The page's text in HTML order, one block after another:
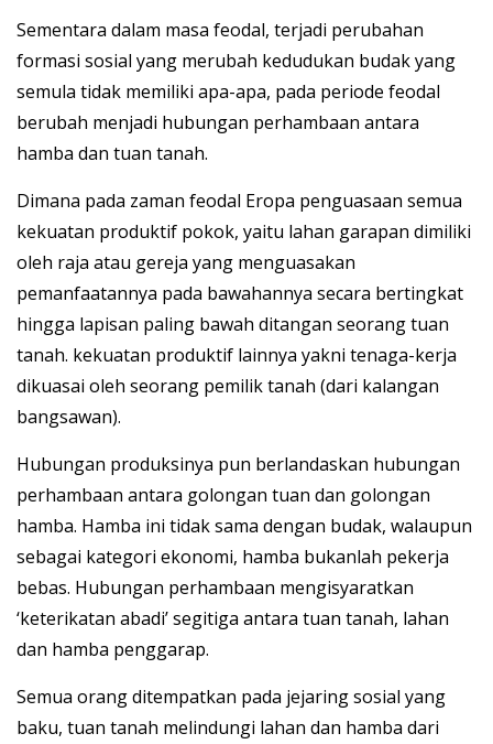
Sementara dalam masa feodal, terjadi perubahan
formasi sosial yang merubah kedudukan budak yang
semula tidak memiliki apa-apa, pada periode feodal
berubah menjadi hubungan perhambaan antara
hamba dan tuan tanah.
Dimana pada zaman feodal Eropa penguasaan semua
kekuatan produktif pokok, yaitu lahan garapan dimiliki
oleh raja atau gereja yang menguasakan
pemanfaatannya pada bawahannya secara bertingkat
hingga lapisan paling bawah ditangan seorang tuan
tanah. kekuatan produktif lainnya yakni tenaga-kerja
dikuasai oleh seorang pemilik tanah (dari kalangan
bangsawan).
Hubungan produksinya pun berlandaskan hubungan
perhambaan antara golongan tuan dan golongan
hamba. Hamba ini tidak sama dengan budak, walaupun
sebagai kategori ekonomi, hamba bukanlah pekerja
bebas. Hubungan perhambaan mengisyaratkan
‘keterikatan abadi’ segitiga antara tuan tanah, lahan
dan hamba penggarap.
Semua orang ditempatkan pada jejaring sosial yang
baku, tuan tanah melindungi lahan dan hamba dari